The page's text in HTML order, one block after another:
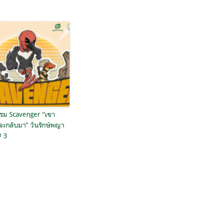
ม Scavenger “เขา
ะกลับมา” วันรักษ์พญา
3